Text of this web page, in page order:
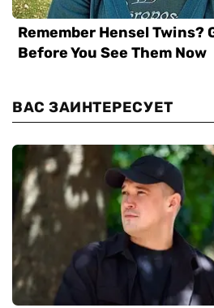
ВАС ЗАИНТЕРЕСУЕТ